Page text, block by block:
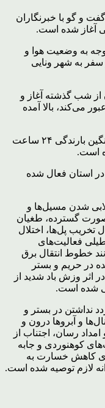
و گو با خبرنگاران
آغاز شده است.
به وضعیت هوا و
سفر به شهر ونایی
از شب گذشته آغاز و
می‌کند، بالا آمده
بنا بر اعلام هواشناسی استان لرستان، میانگین بارندگی ۲۴ ساعت
استان فعال شده
شدن مسیل‌ها و
گسترده، طغیان
تخریب پل‌ها، اختلال
فعالیت‌های
خطوط انتقال برق
در حریم و بستر
اثر وزش باد شدید از
شده است.
نداشتن در بستر و
و آبروها درون و
رسان، اجتناب از
کوهنوردی و جابه
کاهش خسارت به
لازم توصیه شده است.